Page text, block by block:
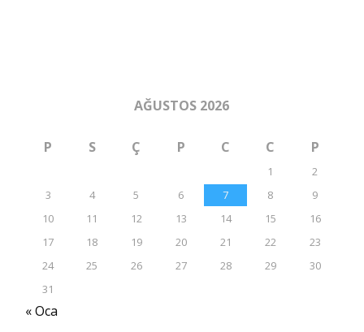
AĞUSTOS 2026
P S Ç P C C P
1
2
3
4 5 6 7 8
9
10
11 12 13 14 15
16
17
18 19 20 21 22
23
24
25 26 27 28 29
30
31
« Oca